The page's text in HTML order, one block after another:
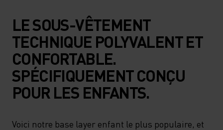
LE SOUS-VÊTEMENT
TECHNIQUE POLYVALENT ET
CONFORTABLE.
SPÉCIFIQUEMENT CONÇU
POUR LES ENFANTS.
Voici notre base layer enfant le plus populaire, et